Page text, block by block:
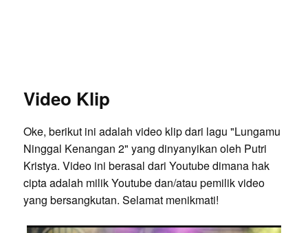
Video Klip
Oke, berikut ini adalah video klip dari lagu "Lungamu
Ninggal Kenangan 2" yang dinyanyikan oleh Putri
Kristya. Video ini berasal dari Youtube dimana hak
cipta adalah milik Youtube dan/atau pemilik video
yang bersangkutan. Selamat menikmati!